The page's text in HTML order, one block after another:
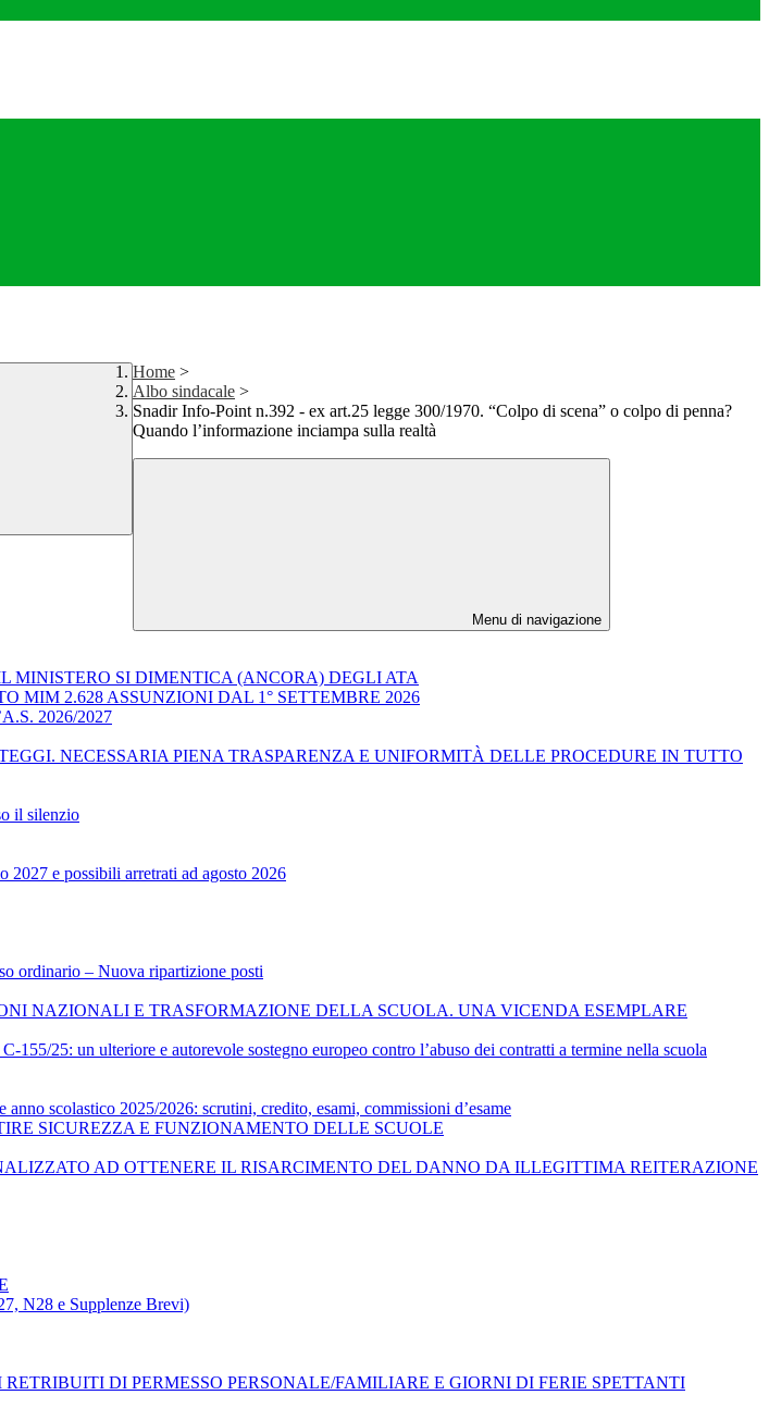
Home >
Albo sindacale >
Snadir Info-Point n.392 - ex art.25 legge 300/1970. “Colpo di scena” o colpo di penna?
Quando l’informazione inciampa sulla realtà
Menu di navigazione
MINISTERO SI DIMENTICA (ANCORA) DEGLI ATA
MIM 2.628 ASSUNZIONI DAL 1° SETTEMBRE 2026
2026/2027
NECESSARIA PIENA TRASPARENZA E UNIFORMITÀ DELLE PROCEDURE IN TUTTO
il silenzio
2027 e possibili arretrati ad agosto 2026
ordinario – Nuova ripartizione posti
NAZIONALI E TRASFORMAZIONE DELLA SCUOLA. UNA VICENDA ESEMPLARE
25: un ulteriore e autorevole sostegno europeo contro l’abuso dei contratti a termine nella scuola
scolastico 2025/2026: scrutini, credito, esami, commissioni d’esame
SICUREZZA E FUNZIONAMENTO DELLE SCUOLE
AD OTTENERE IL RISARCIMENTO DEL DANNO DA ILLEGITTIMA REITERAZIONE
N28 e Supplenze Brevi)
DI PERMESSO PERSONALE/FAMILIARE E GIORNI DI FERIE SPETTANTI